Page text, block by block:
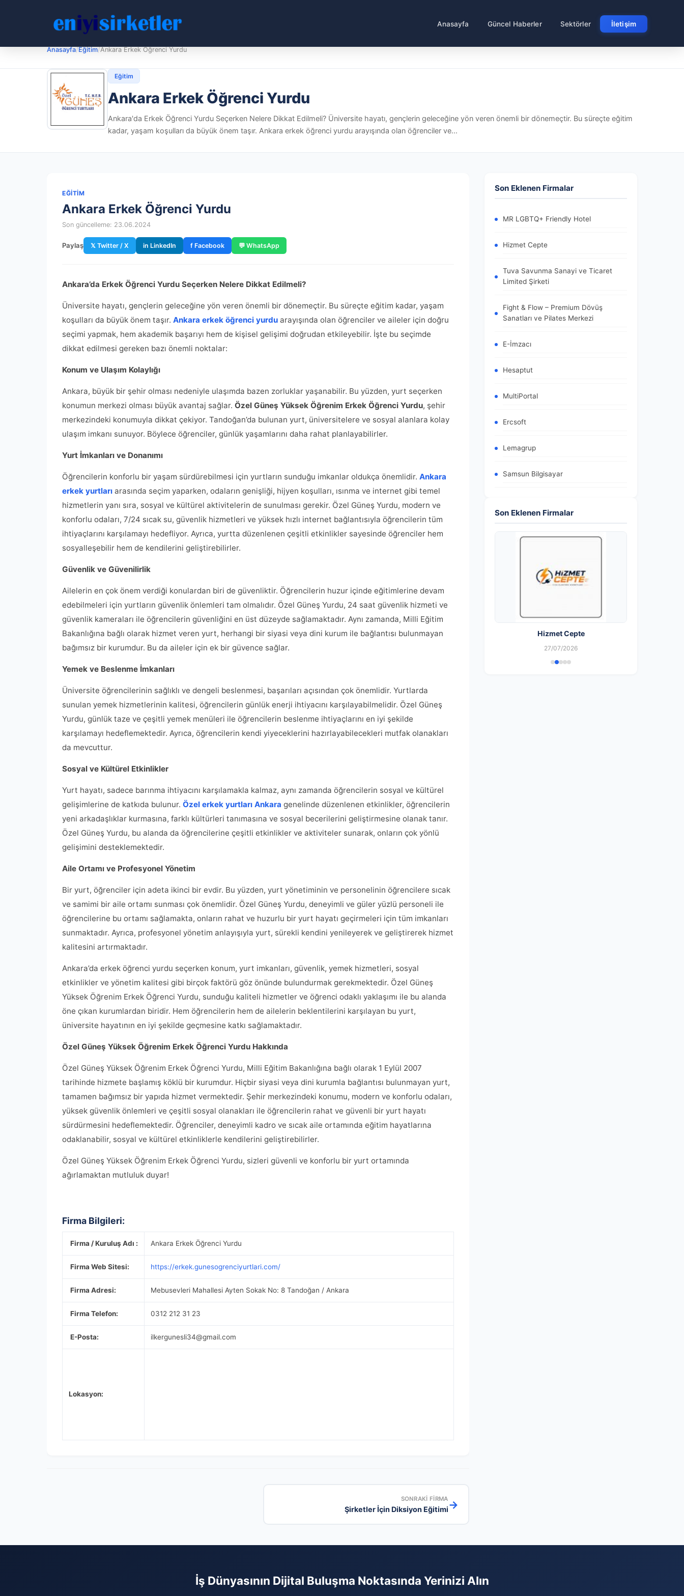
Anasayfa Güncel Haberler Sektörler İletişim
Anasayfa/Eğitim/Ankara Erkek Öğrenci Yurdu
Eğitim
Ankara Erkek Öğrenci Yurdu
Ankara'da Erkek Öğrenci Yurdu Seçerken Nelere Dikkat Edilmeli? Üniversite hayatı, gençlerin geleceğine yön veren önemli bir dönemeçtir. Bu süreçte eğitim
kadar, yaşam koşulları da büyük önem taşır. Ankara erkek öğrenci yurdu arayışında olan öğrenciler ve...
EĞITIM
Ankara Erkek Öğrenci Yurdu
Son güncelleme: 23.06.2024
Paylaş 𝕏 Twitter / X in LinkedIn f Facebook 💬 WhatsApp
Ankara’da Erkek Öğrenci Yurdu Seçerken Nelere Dikkat Edilmeli?
Üniversite hayatı, gençlerin geleceğine yön veren önemli bir dönemeçtir. Bu süreçte eğitim kadar, yaşam
koşulları da büyük önem taşır. Ankara erkek öğrenci yurdu arayışında olan öğrenciler ve aileler için doğru
seçimi yapmak, hem akademik başarıyı hem de kişisel gelişimi doğrudan etkileyebilir. İşte bu seçimde
dikkat edilmesi gereken bazı önemli noktalar:
Konum ve Ulaşım Kolaylığı
Ankara, büyük bir şehir olması nedeniyle ulaşımda bazen zorluklar yaşanabilir. Bu yüzden, yurt seçerken
konumun merkezi olması büyük avantaj sağlar. Özel Güneş Yüksek Öğrenim Erkek Öğrenci Yurdu, şehir
merkezindeki konumuyla dikkat çekiyor. Tandoğan’da bulunan yurt, üniversitelere ve sosyal alanlara kolay
ulaşım imkanı sunuyor. Böylece öğrenciler, günlük yaşamlarını daha rahat planlayabilirler.
Yurt İmkanları ve Donanımı
Öğrencilerin konforlu bir yaşam sürdürebilmesi için yurtların sunduğu imkanlar oldukça önemlidir. Ankara
erkek yurtları arasında seçim yaparken, odaların genişliği, hijyen koşulları, ısınma ve internet gibi temel
hizmetlerin yanı sıra, sosyal ve kültürel aktivitelerin de sunulması gerekir. Özel Güneş Yurdu, modern ve
konforlu odaları, 7/24 sıcak su, güvenlik hizmetleri ve yüksek hızlı internet bağlantısıyla öğrencilerin tüm
ihtiyaçlarını karşılamayı hedefliyor. Ayrıca, yurtta düzenlenen çeşitli etkinlikler sayesinde öğrenciler hem
sosyalleşebilir hem de kendilerini geliştirebilirler.
Güvenlik ve Güvenilirlik
Ailelerin en çok önem verdiği konulardan biri de güvenliktir. Öğrencilerin huzur içinde eğitimlerine devam
edebilmeleri için yurtların güvenlik önlemleri tam olmalıdır. Özel Güneş Yurdu, 24 saat güvenlik hizmeti ve
güvenlik kameraları ile öğrencilerin güvenliğini en üst düzeyde sağlamaktadır. Aynı zamanda, Milli Eğitim
Bakanlığına bağlı olarak hizmet veren yurt, herhangi bir siyasi veya dini kurum ile bağlantısı bulunmayan
bağımsız bir kurumdur. Bu da aileler için ek bir güvence sağlar.
Yemek ve Beslenme İmkanları
Üniversite öğrencilerinin sağlıklı ve dengeli beslenmesi, başarıları açısından çok önemlidir. Yurtlarda
sunulan yemek hizmetlerinin kalitesi, öğrencilerin günlük enerji ihtiyacını karşılayabilmelidir. Özel Güneş
Yurdu, günlük taze ve çeşitli yemek menüleri ile öğrencilerin beslenme ihtiyaçlarını en iyi şekilde
karşılamayı hedeflemektedir. Ayrıca, öğrencilerin kendi yiyeceklerini hazırlayabilecekleri mutfak olanakları
da mevcuttur.
Sosyal ve Kültürel Etkinlikler
Yurt hayatı, sadece barınma ihtiyacını karşılamakla kalmaz, aynı zamanda öğrencilerin sosyal ve kültürel
gelişimlerine de katkıda bulunur. Özel erkek yurtları Ankara genelinde düzenlenen etkinlikler, öğrencilerin
yeni arkadaşlıklar kurmasına, farklı kültürleri tanımasına ve sosyal becerilerini geliştirmesine olanak tanır.
Özel Güneş Yurdu, bu alanda da öğrencilerine çeşitli etkinlikler ve aktiviteler sunarak, onların çok yönlü
gelişimini desteklemektedir.
Aile Ortamı ve Profesyonel Yönetim
Bir yurt, öğrenciler için adeta ikinci bir evdir. Bu yüzden, yurt yönetiminin ve personelinin öğrencilere sıcak
ve samimi bir aile ortamı sunması çok önemlidir. Özel Güneş Yurdu, deneyimli ve güler yüzlü personeli ile
öğrencilerine bu ortamı sağlamakta, onların rahat ve huzurlu bir yurt hayatı geçirmeleri için tüm imkanları
sunmaktadır. Ayrıca, profesyonel yönetim anlayışıyla yurt, sürekli kendini yenileyerek ve geliştirerek hizmet
kalitesini artırmaktadır.
Ankara’da erkek öğrenci yurdu seçerken konum, yurt imkanları, güvenlik, yemek hizmetleri, sosyal
etkinlikler ve yönetim kalitesi gibi birçok faktörü göz önünde bulundurmak gerekmektedir. Özel Güneş
Yüksek Öğrenim Erkek Öğrenci Yurdu, sunduğu kaliteli hizmetler ve öğrenci odaklı yaklaşımı ile bu alanda
öne çıkan kurumlardan biridir. Hem öğrencilerin hem de ailelerin beklentilerini karşılayan bu yurt,
üniversite hayatının en iyi şekilde geçmesine katkı sağlamaktadır.
Özel Güneş Yüksek Öğrenim Erkek Öğrenci Yurdu Hakkında
Özel Güneş Yüksek Öğrenim Erkek Öğrenci Yurdu, Milli Eğitim Bakanlığına bağlı olarak 1 Eylül 2007
tarihinde hizmete başlamış köklü bir kurumdur. Hiçbir siyasi veya dini kurumla bağlantısı bulunmayan yurt,
tamamen bağımsız bir yapıda hizmet vermektedir. Şehir merkezindeki konumu, modern ve konforlu odaları,
yüksek güvenlik önlemleri ve çeşitli sosyal olanakları ile öğrencilerin rahat ve güvenli bir yurt hayatı
sürdürmesini hedeflemektedir. Öğrenciler, deneyimli kadro ve sıcak aile ortamında eğitim hayatlarına
odaklanabilir, sosyal ve kültürel etkinliklerle kendilerini geliştirebilirler.
Özel Güneş Yüksek Öğrenim Erkek Öğrenci Yurdu, sizleri güvenli ve konforlu bir yurt ortamında
ağırlamaktan mutluluk duyar!
Firma Bilgileri:
Firma / Kuruluş Adı : Ankara Erkek Öğrenci Yurdu
Firma Web Sitesi: https://erkek.gunesogrenciyurtlari.com/
Firma Adresi: Mebusevleri Mahallesi Ayten Sokak No: 8 Tandoğan / Ankara
Firma Telefon: 0312 212 31 23
E-Posta: ilkergunesli34@gmail.com
Lokasyon:
SONRAKI FIRMA
Şirketler İçin Diksiyon Eğitimi→
Son Eklenen Firmalar
MR LGBTQ+ Friendly Hotel
Hizmet Cepte
Tuva Savunma Sanayi ve Ticaret
Limited Şirketi
Fight & Flow – Premium Dövüş
Sanatları ve Pilates Merkezi
E-İmzacı
Hesaptut
MultiPortal
Ercsoft
Lemagrup
Samsun Bilgisayar
Son Eklenen Firmalar
Hizmet Cepte
27/07/2026
İş Dünyasının Dijital Buluşma Noktasında Yerinizi Alın